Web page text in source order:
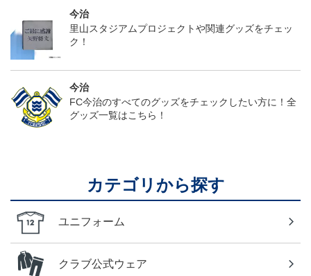
今治
里山スタジアムプロジェクトや関連グッズをチェッ
ク！
今治
FC今治のすべてのグッズをチェックしたい方に！全
グッズ一覧はこちら！
カテゴリから探す
ユニフォーム
クラブ公式ウェア